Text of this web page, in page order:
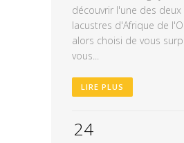
découvrir l'une des deux
lacustres d'Afrique de
alors choisi de vous
vous...
LIRE PLUS
24